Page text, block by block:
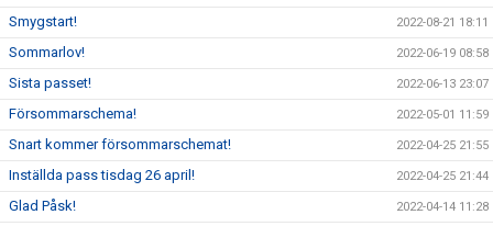
Smygstart! 2022-08-21 18:11
Sommarlov! 2022-06-19 08:58
Sista passet! 2022-06-13 23:07
Försommarschema! 2022-05-01 11:59
Snart kommer försommarschemat! 2022-04-25 21:55
Inställda pass tisdag 26 april! 2022-04-25 21:44
Glad Påsk! 2022-04-14 11:28